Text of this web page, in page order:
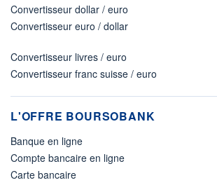
Convertisseur dollar / euro
Convertisseur euro / dollar
Convertisseur livres / euro
Convertisseur franc suisse / euro
L'OFFRE BOURSOBANK
Banque en ligne
Compte bancaire en ligne
Carte bancaire